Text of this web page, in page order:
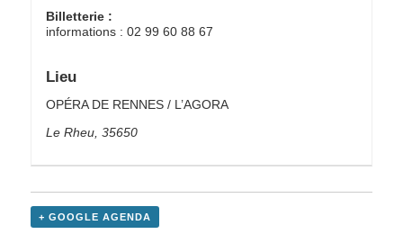
Billetterie :
informations : 02 99 60 88 67
Lieu
OPÉRA DE RENNES / L’AGORA
Le Rheu, 35650
+ GOOGLE AGENDA